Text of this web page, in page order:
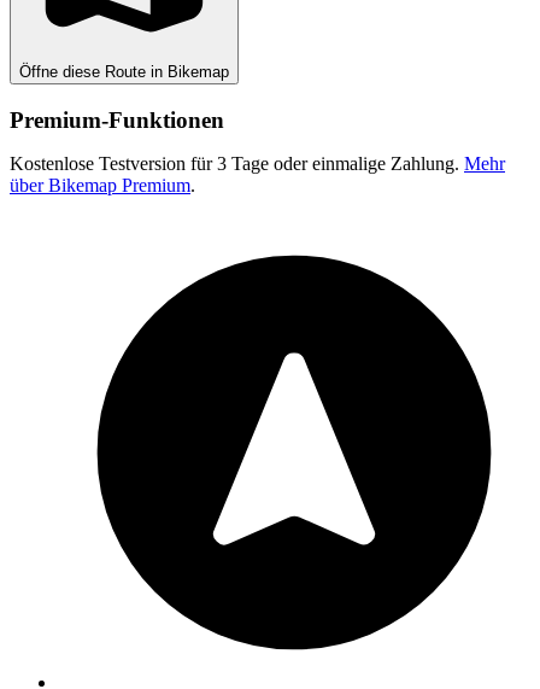
Öffne diese Route in Bikemap
Premium-Funktionen
Kostenlose Testversion für 3 Tage oder einmalige Zahlung. Mehr
über Bikemap Premium.